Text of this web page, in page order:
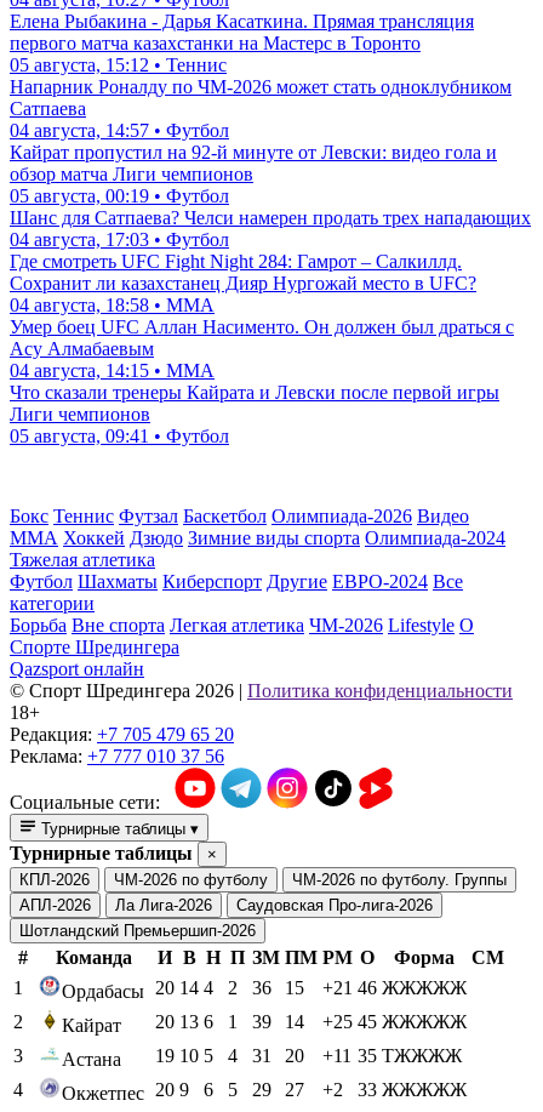
Елена Рыбакина - Дарья Касаткина. Прямая трансляция
первого матча казахстанки на Мастерс в Торонто
05 августа, 15:12 • Теннис
Напарник Роналду по ЧМ-2026 может стать одноклубником
Сатпаева
04 августа, 14:57 • Футбол
Кайрат пропустил на 92-й минуте от Левски: видео гола и
обзор матча Лиги чемпионов
05 августа, 00:19 • Футбол
Шанс для Сатпаева? Челси намерен продать трех нападающих
04 августа, 17:03 • Футбол
Где смотреть UFC Fight Night 284: Гамрот – Салкиллд.
Сохранит ли казахстанец Дияр Нургожай место в UFC?
04 августа, 18:58 • ММА
Умер боец UFC Аллан Насименто. Он должен был драться с
Асу Алмабаевым
04 августа, 14:15 • ММА
Что сказали тренеры Кайрата и Левски после первой игры
Лиги чемпионов
05 августа, 09:41 • Футбол
Бокс Теннис Футзал Баскетбол Олимпиада-2026 Видео
ММА Хоккей Дзюдо Зимние виды спорта Олимпиада-2024
Тяжелая атлетика
Футбол Шахматы Киберспорт Другие ЕВРО-2024 Все
категории
Борьба Вне спорта Легкая атлетика ЧМ-2026 Lifestyle О
Спорте Шредингера
Qazsport онлайн
© Cпорт Шредингера 2026 | Политика конфиденциальности
18+
Редакция: +7 705 479 65 20
Реклама: +7 777 010 37 56
Социальные сети:
Турнирные таблицы ▾
Турнирные таблицы
×
КПЛ-2026
ЧМ-2026 по футболу
ЧМ-2026 по футболу. Группы
АПЛ-2026
Ла Лига-2026
Саудовская Про-лига-2026
Шотландский Премьершип-2026
# Команда И В Н П ЗМ ПМ РМ О Форма
СМ
1
Ордабасы 20 14 4 2 36 15 +21 46 ЖЖЖЖЖ
2
Кайрат 20 13 6 1 39 14 +25 45 ЖЖЖЖЖ
3
Астана 19 10 5 4 31 20 +11 35 ТЖЖЖЖ
4
Окжетпес 20 9 6 5 29 27 +2 33 ЖЖЖЖЖ